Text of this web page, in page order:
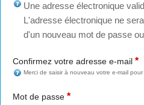
Une adresse électronique
L'adresse électronique ne
d'un nouveau mot de passe
Confirmez votre adresse e-mail *
Merci de saisir à nouveau votre e-mail
Mot de passe *